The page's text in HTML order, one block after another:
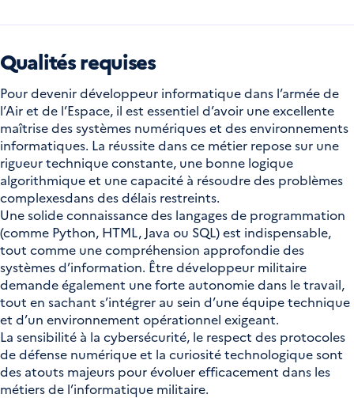
Qualités requises
Pour devenir développeur informatique dans l’armée de
l’Air et de l’Espace, il est essentiel d’avoir une excellente
maîtrise des systèmes numériques et des environnements
informatiques. La réussite dans ce métier repose sur une
rigueur technique constante, une bonne logique
algorithmique et une capacité à résoudre des problèmes
complexesdans des délais restreints.
Une solide connaissance des langages de programmation
(comme Python, HTML, Java ou SQL) est indispensable,
tout comme une compréhension approfondie des
systèmes d’information. Être développeur militaire
demande également une forte autonomie dans le travail,
tout en sachant s’intégrer au sein d’une équipe technique
et d’un environnement opérationnel exigeant.
La sensibilité à la cybersécurité, le respect des protocoles
de défense numérique et la curiosité technologique sont
des atouts majeurs pour évoluer efficacement dans les
métiers de l’informatique militaire.